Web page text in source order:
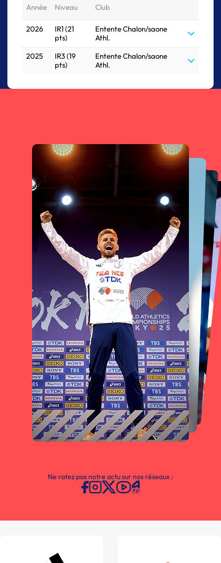
Année Niveau Club
2026
IR1 (21
pts)
Entente Chalon/saone
Athl.
2025
IR3 (19
pts)
Entente Chalon/saone
Athl.
Ne ratez pas notre actu sur nos réseaux :